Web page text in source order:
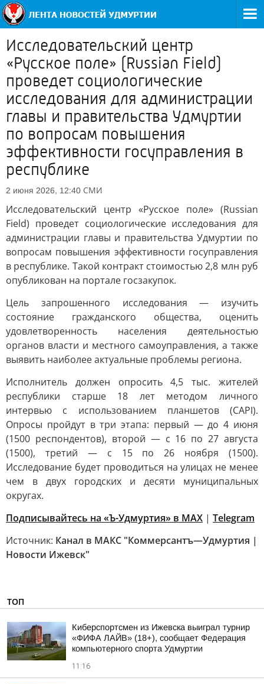
Исследовательский центр
«Русское поле» (Russian Field)
проведет социологические
исследования для администрации
главы и правительства Удмуртии
по вопросам повышения
эффективности госуправления в
республике
2 июня 2026, 12:40 СМИ
Исследовательский центр «Русское поле» (Russian
Field) проведет социологические исследования для
администрации главы и правительства Удмуртии по
вопросам повышения эффективности госуправления
в республике. Такой контракт стоимостью 2,8 млн руб
опубликован на портале госзакупок.
Цель запрошенного исследования — изучить
состояние гражданского общества, оценить
удовлетворенность населения деятельностью
органов власти и местного самоуправления, а также
выявить наиболее актуальные проблемы региона.
Исполнитель должен опросить 4,5 тыс. жителей
республики старше 18 лет методом личного
интервью с использованием планшетов (CAPI).
Опросы пройдут в три этапа: первый — до 4 июня
(1500 респондентов), второй — с 16 по 27 августа
(1500), третий — с 15 по 26 ноября (1500).
Исследование будет проводиться на улицах не менее
чем в двух городских и десяти муниципальных
округах.
Подписывайтесь на «Ъ-Удмуртия» в MAX | Telegram
Источник: Канал в МАКС "Коммерсантъ—Удмуртия |
Новости Ижевск"
ТОП
Киберспортсмен из Ижевска выиграл турнир
«ФИФА ЛАЙВ» (18+), сообщает Федерация
компьютерного спорта Удмуртии
11:16